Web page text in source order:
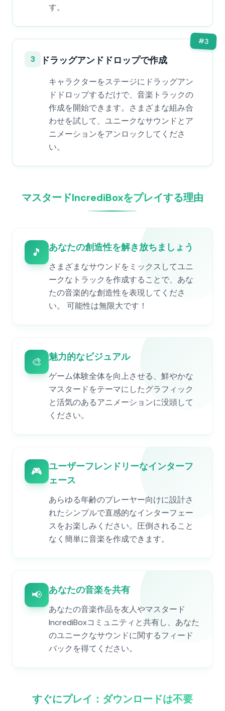
す。
#3
3 ドラッグアンドドロップで作成
キャラクターをステージにドラッグアン
ドドロップするだけで、音楽トラックの
作成を開始できます。さまざまな組み合
わせを試して、ユニークなサウンドとア
ニメーションをアンロックしてくださ
い。
マスタードIncrediBoxをプレイする理由
🎵 あなたの創造性を解き放ちましょう
さまざまなサウンドをミックスしてユニ
ークなトラックを作成することで、あな
たの音楽的な創造性を表現してくださ
い。 可能性は無限大です！
🎨 魅力的なビジュアル
ゲーム体験全体を向上させる、鮮やかな
マスタードをテーマにしたグラフィック
と活気のあるアニメーションに没頭して
ください。
🎮 ユーザーフレンドリーなインターフ
ェース
あらゆる年齢のプレーヤー向けに設計さ
れたシンプルで直感的なインターフェー
スをお楽しみください。圧倒されること
なく簡単に音楽を作成できます。
📢 あなたの音楽を共有
あなたの音楽作品を友人やマスタード
IncrediBoxコミュニティと共有し、あなた
のユニークなサウンドに関するフィード
バックを得てください。
すぐにプレイ：ダウンロードは不要